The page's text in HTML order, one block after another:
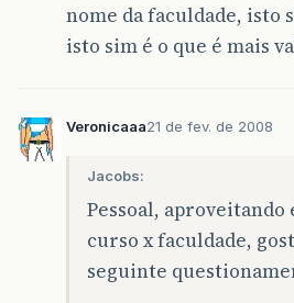
nome da faculdade, isto
isto sim é o que é mais
Veronicaaa21 de fev. de 2008
Jacobs:
Pessoal, aproveitando
curso x faculdade,
seguinte